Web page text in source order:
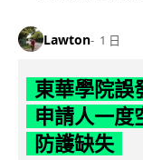
Lawton 1 日
東華學院誤
申請人一度
防護缺失